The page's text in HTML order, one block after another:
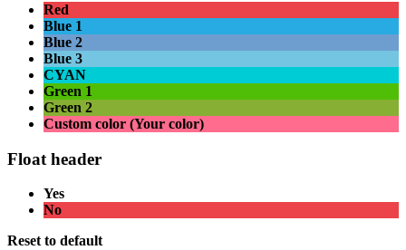
Red
Blue 1
Blue 2
Blue 3
CYAN
Green 1
Green 2
Custom color (Your color)
Float header
Yes
No
Reset to default